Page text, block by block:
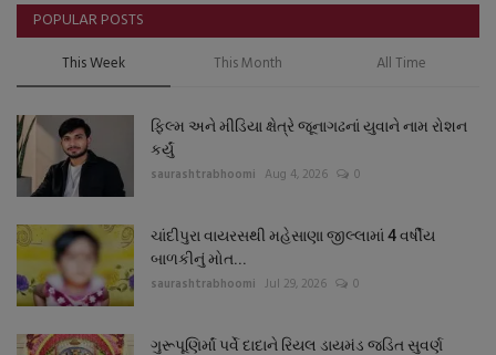
POPULAR POSTS
This Week This Month All Time
ફિલ્મ અને મીડિયા ક્ષેત્રે જૂનાગઢનાં યુવાને નામ રોશન
કર્યું
saurashtrabhoomi Aug 4, 2026 0
ચાંદીપુરા વાયરસથી મહેસાણા જીલ્લામાં 4 વર્ષીય
બાળકીનું મોત...
saurashtrabhoomi Jul 29, 2026 0
ગુરૂપૂણિર્માં પર્વે દાદાને રિયલ ડાયમંડ જડિત સુવર્ણ